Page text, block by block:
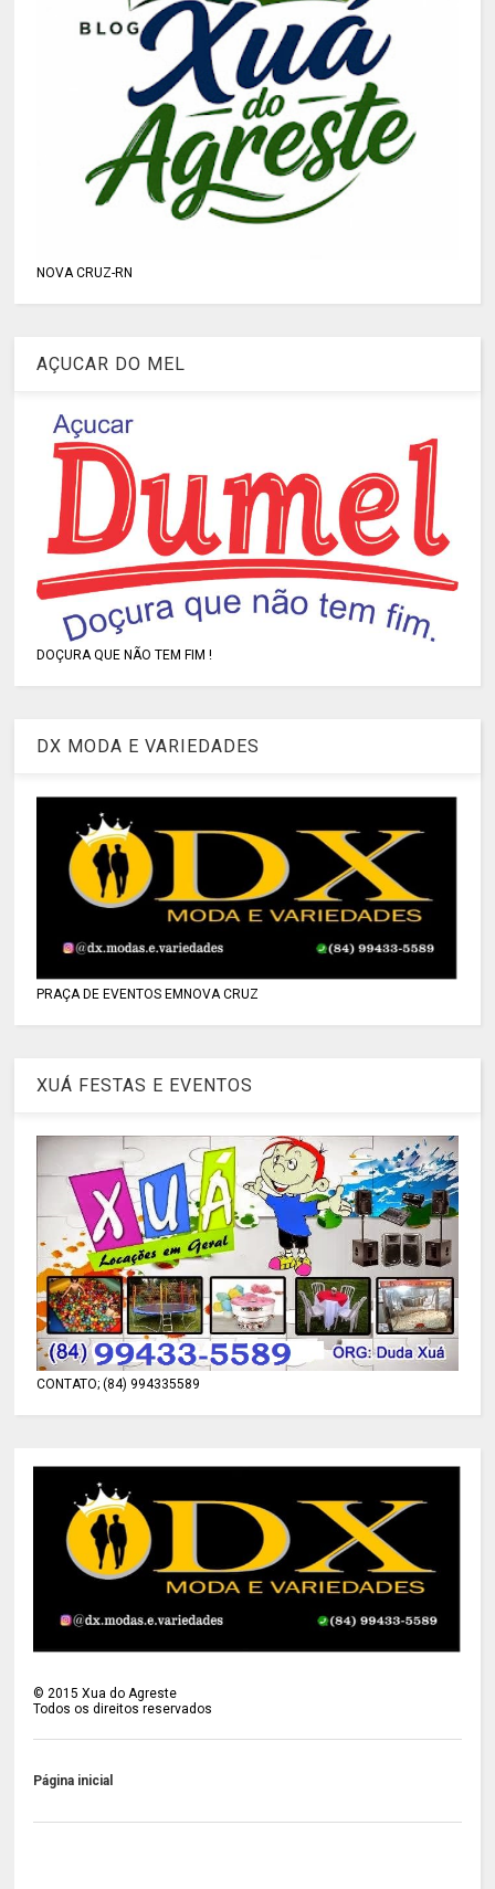
NOVA CRUZ-RN
AÇUCAR DO MEL
DOÇURA QUE NÃO TEM FIM !
DX MODA E VARIEDADES
PRAÇA DE EVENTOS EMNOVA CRUZ
XUÁ FESTAS E EVENTOS
CONTATO; (84) 994335589
©2015 Xua do Agreste
Todos os direitos reservados
Página inicial